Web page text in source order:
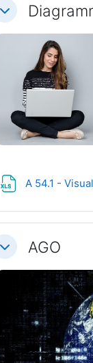
Einklappen
A 54.1 -
Einklappen
AGO